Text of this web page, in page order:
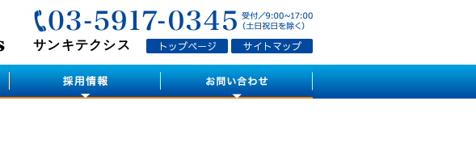
サンキテクシス トップページ サイトマップ